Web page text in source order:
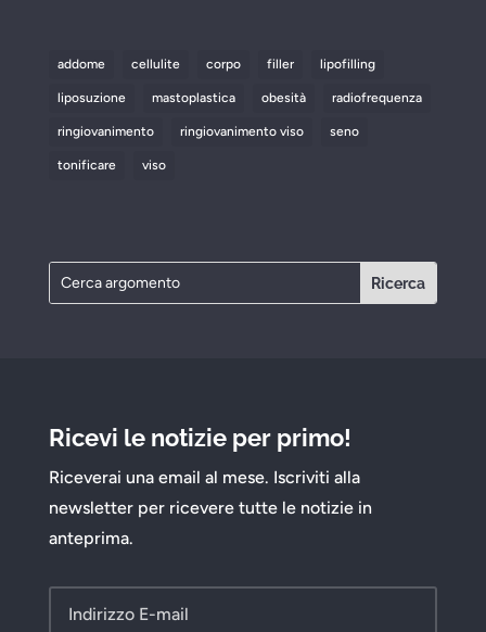
addome cellulite corpo filler lipofilling
liposuzione mastoplastica obesità radiofrequenza
ringiovanimento ringiovanimento viso seno
tonificare viso
Ricevi le notizie per primo!
Riceverai una email al mese. Iscriviti alla
newsletter per ricevere tutte le notizie in
anteprima.